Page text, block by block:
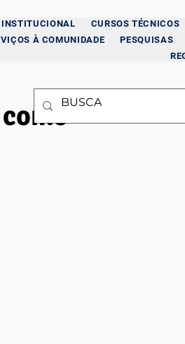
INSTITUCIONAL CURSOS TÉCNICOS
À COMUNIDADE PESQUISAS